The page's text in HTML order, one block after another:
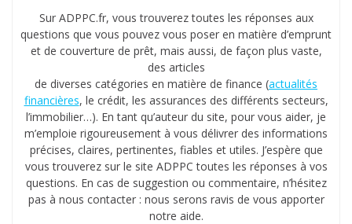
Sur ADPPC.fr, vous trouverez toutes les réponses aux
questions que vous pouvez vous poser en matière d’emprunt
et de couverture de prêt, mais aussi, de façon plus vaste,
des articles
de diverses catégories en matière de finance (actualités
financières, le crédit, les assurances des différents secteurs,
l’immobilier…). En tant qu’auteur du site, pour vous aider, je
m’emploie rigoureusement à vous délivrer des informations
précises, claires, pertinentes, fiables et utiles. J’espère que
vous trouverez sur le site ADPPC toutes les réponses à vos
questions. En cas de suggestion ou commentaire, n’hésitez
pas à nous contacter : nous serons ravis de vous apporter
notre aide.